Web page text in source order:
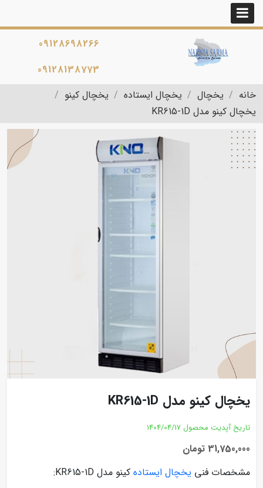
09128698266
09128138773
خانه
یخچال یخچال ایستاده
یخچال کینو
یخچال کینو مدل KR615-1D
یخچال کینو مدل KR615-1D
تاریخ آپدیت محصول 1404/04/17
31,750,000 تومان
مشخصات فنی یخچال ایستاده کینو مدل KR615-1D: